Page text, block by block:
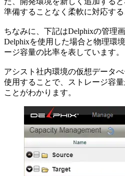
準備することなく柔軟に対応する
ちなみに、下記はDelphixの管理
Delphixを使用した場合と物理環
ージ容量の比率を表しています。
アシスト社内環境の仮想データ
使用することで、ストレージ容
ことがわかります。